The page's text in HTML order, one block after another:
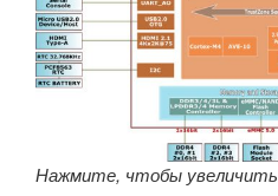
Нажмите, чтобы увеличить